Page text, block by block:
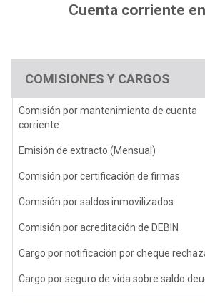
Cuenta corriente
COMISIONES Y CARGOS
Comisión por mantenimiento de cuenta
corriente
Emisión de extracto (Mensual)
Comisión por certificación de firmas
Comisión por saldos inmovilizados
Comisión por acreditación de DEBIN
Cargo por notificación por cheque
Cargo por seguro de vida sobre saldo